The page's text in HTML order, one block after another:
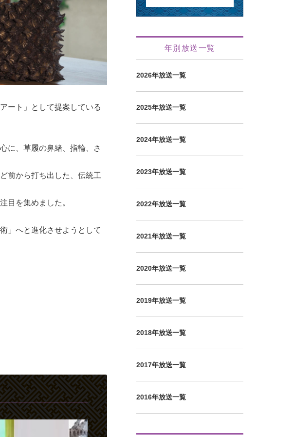
ート」として提案している
に、草履の鼻緒、指輪、さ
前から打ち出した、伝統工
目を集めました。
」へと進化させようとして
年別放送一覧
2026年放送一覧
2025年放送一覧
2024年放送一覧
2023年放送一覧
2022年放送一覧
2021年放送一覧
2020年放送一覧
2019年放送一覧
2018年放送一覧
2017年放送一覧
2016年放送一覧